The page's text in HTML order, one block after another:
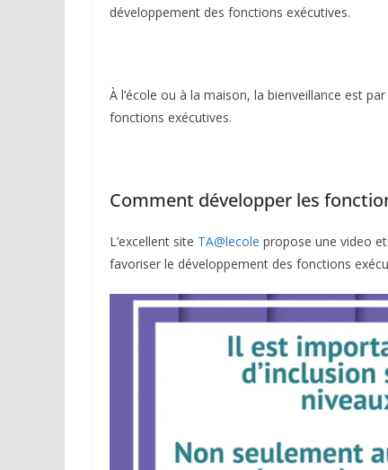
développement des fonctions exécutives.
À l’école ou à la maison, la bienveillance est
fonctions exécutives.
Comment développer les
L’excellent site TA@lecole propose une video
favoriser le développement des fonctions